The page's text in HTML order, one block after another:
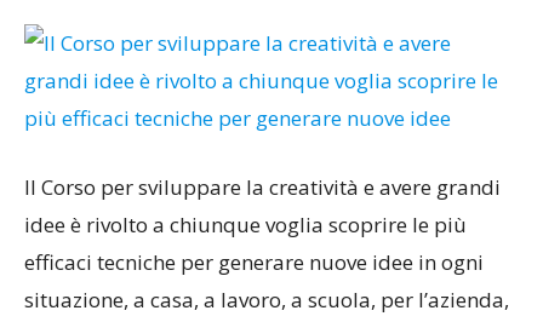
Il Corso per sviluppare la creatività e avere grandi
idee è rivolto a chiunque voglia scoprire le più
efficaci tecniche per generare nuove idee in ogni
situazione, a casa, a lavoro, a scuola, per l’azienda,